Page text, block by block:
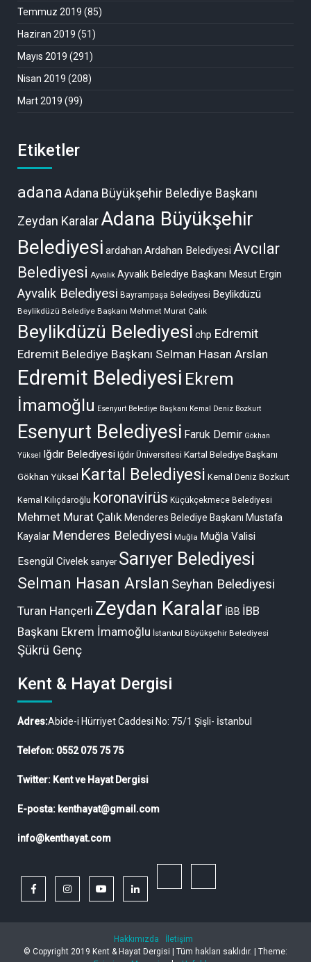
Temmuz 2019 (85)
Haziran 2019 (51)
Mayıs 2019 (291)
Nisan 2019 (208)
Mart 2019 (99)
Etiketler
adanaAdana Büyükşehir Belediye Başkanı
Zeydan KaralarAdana Büyükşehir
Belediyesi ardahan Ardahan Belediyesi Avcılar
Belediyesi Ayvalık Ayvalık Belediye Başkanı Mesut Ergin
Ayvalık Belediyesi Bayrampaşa Belediyesi Beylikdüzü
Beylikdüzü Belediye Başkanı Mehmet Murat Çalık
Beylikdüzü Belediyesi chp Edremit
Edremit Belediye Başkanı Selman Hasan Arslan
Edremit Belediyesi Ekrem
İmamoğlu Esenyurt Belediye Başkanı Kemal Deniz Bozkurt
Esenyurt Belediyesi Faruk Demir Gökhan
Yüksel Iğdır Belediyesi Iğdır Üniversitesi Kartal Belediye Başkanı
Gökhan Yüksel Kartal Belediyesi Kemal Deniz Bozkurt
Kemal Kılıçdaroğlu koronavirüs Küçükçekmece Belediyesi
Mehmet Murat Çalık Menderes Belediye Başkanı Mustafa
Kayalar Menderes Belediyesi Muğla Muğla Valisi
Esengül Civelek sarıyer Sarıyer Belediyesi
Selman Hasan Arslan Seyhan Belediyesi
Turan Hançerli Zeydan Karalar İBB İBB
Başkanı Ekrem İmamoğlu İstanbul Büyükşehir Belediyesi
Şükrü Genç
Kent & Hayat Dergisi
Adres:Abide-i Hürriyet Caddesi No: 75/1 Şişli- İstanbul
Telefon: 0552 075 75 75
Twitter: Kent ve Hayat Dergisi
E-posta: kenthayat@gmail.com
info@kenthayat.com
facebookinstagramyoutubelinkedin
Ekonomik
Hakkımızda
İletişim
© Copyright 2019 Kent & Hayat Dergisi | Tüm hakları saklıdır. | Theme: